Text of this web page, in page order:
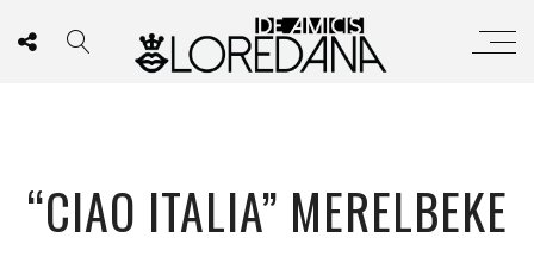
“CIAO ITALIA” MERELBEKE